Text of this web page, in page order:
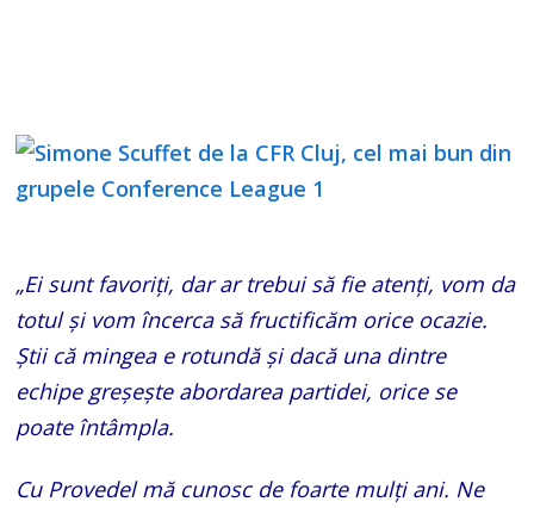
„Ei sunt favoriți, dar ar trebui să fie atenți, vom da
totul și vom încerca să fructificăm orice ocazie.
Știi că mingea e rotundă și dacă una dintre
echipe greșește abordarea partidei, orice se
poate întâmpla.
Cu Provedel mă cunosc de foarte mulți ani. Ne